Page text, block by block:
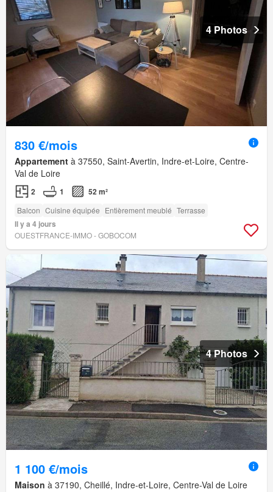
4 Photos
830 €/mois
Appartement à 37550, Saint-Avertin, Indre-et-Loire, Centre-
Val de Loire
2 1 52 m²
Balcon Cuisine équipée Entièrement meublé Terrasse
Il y a 4 jours
OUESTFRANCE-IMMO - GOBOCOM
4 Photos
1 100 €/mois
Maison à 37190, Cheillé, Indre-et-Loire, Centre-Val de Loire